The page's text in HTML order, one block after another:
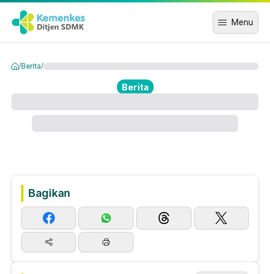
Menu
/Berita/
Berita
Bagikan